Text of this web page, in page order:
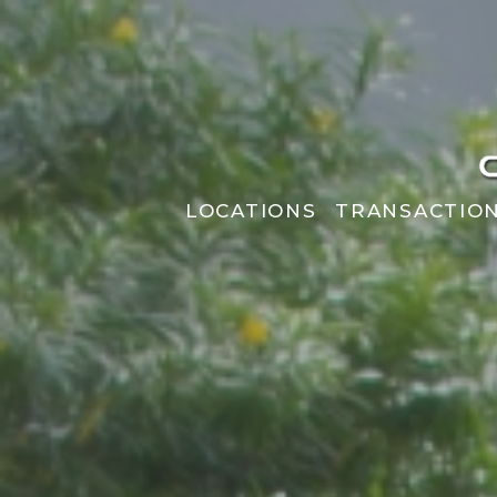
LOCATIONS
VENTES
PROGRAMMES
COMMERCES
BIENS DE